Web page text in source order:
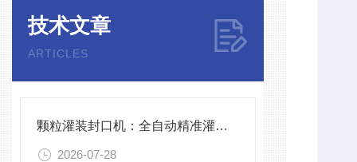
技术文章
ARTICLES
颗粒灌装封口机：全自动精准灌装，助力食品化工高效生产
2026-07-28